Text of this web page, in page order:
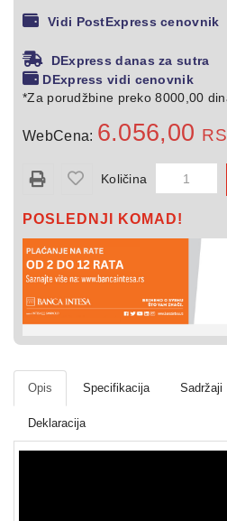
Powerbank
LED
sijalice
za
kuću
Svetiljke
Razno
Vidi PostExpress cenovnik
DExpress danas za sutra
DExpress vidi cenovnik
*Za porudžbine preko 8000,00
WebCena: 6.056,00
Količina
POSLEDNJI KOMAD!
Opis Specifikacija Sadržaji
Deklaracija